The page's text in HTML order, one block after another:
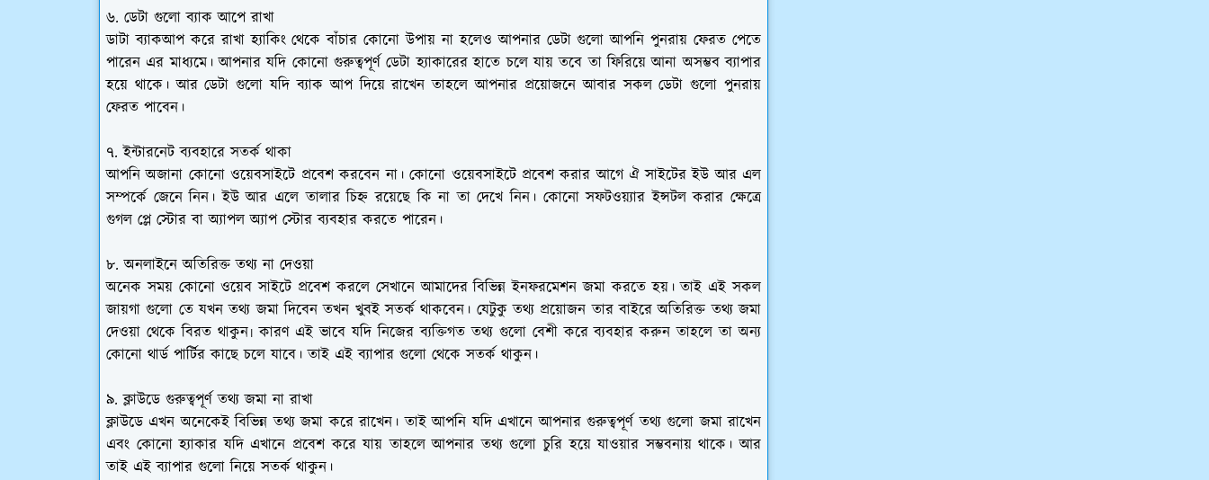
৬. ডেটা গুলো ব্যাক আপে রাখা
ডাটা ব্যাকআপ করে রাখা হ্যাকিং থেকে বাঁচার কোনো উপায় না হলেও আপনার ডেটা গুলো আপনি পুনরায় ফেরত পেতে
পারেন এর মাধ্যমে। আপনার যদি কোনো গুরুত্বপূর্ণ ডেটা হ্যাকারের হাতে চলে যায় তবে তা ফিরিয়ে আনা অসম্ভব ব্যাপার
হয়ে থাকে। আর ডেটা গুলো যদি ব্যাক আপ দিয়ে রাখেন তাহলে আপনার প্রয়োজনে আবার সকল ডেটা গুলো পুনরায়
ফেরত পাবেন।
৭. ইন্টারনেট ব্যবহারে সতর্ক থাকা
আপনি অজানা কোনো ওয়েবসাইটে প্রবেশ করবেন না। কোনো ওয়েবসাইটে প্রবেশ করার আগে ঐ সাইটের ইউ আর এল
সম্পর্কে জেনে নিন। ইউ আর এলে তালার চিহ্ন রয়েছে কি না তা দেখে নিন। কোনো সফটওয়্যার ইন্সটল করার ক্ষেত্রে
গুগল প্লে স্টোর বা অ্যাপল অ্যাপ স্টোর ব্যবহার করতে পারেন।
৮. অনলাইনে অতিরিক্ত তথ্য না দেওয়া
অনেক সময় কোনো ওয়েব সাইটে প্রবেশ করলে সেখানে আমাদের বিভিন্ন ইনফরমেশন জমা করতে হয়। তাই এই সকল
জায়গা গুলো তে যখন তথ্য জমা দিবেন তখন খুবই সতর্ক থাকবেন। যেটুকু তথ্য প্রয়োজন তার বাইরে অতিরিক্ত তথ্য জমা
দেওয়া থেকে বিরত থাকুন৷ কারণ এই ভাবে যদি নিজের ব্যক্তিগত তথ্য গুলো বেশী করে ব্যবহার করুন তাহলে তা অন্য
কোনো থার্ড পার্টির কাছে চলে যাবে। তাই এই ব্যাপার গুলো থেকে সতর্ক থাকুন।
৯. ক্লাউডে গুরুত্বপূর্ণ তথ্য জমা না রাখা
ক্লাউডে এখন অনেকেই বিভিন্ন তথ্য জমা করে রাখেন। তাই আপনি যদি এখানে আপনার গুরুত্বপূর্ণ তথ্য গুলো জমা রাখেন
এবং কোনো হ্যাকার যদি এখানে প্রবেশ করে যায় তাহলে আপনার তথ্য গুলো চুরি হয়ে যাওয়ার সম্ভবনায় থাকে। আর
তাই এই ব্যাপার গুলো নিয়ে সতর্ক থাকুন।